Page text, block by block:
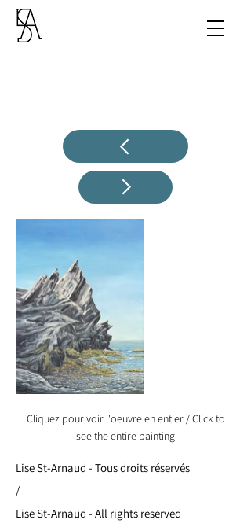
Cliquez pour voir l'oeuvre en entier / Click to
see the entire painting
Lise St-Arnaud - Tous droits réservés
/
Lise St-Arnaud - All rights reserved